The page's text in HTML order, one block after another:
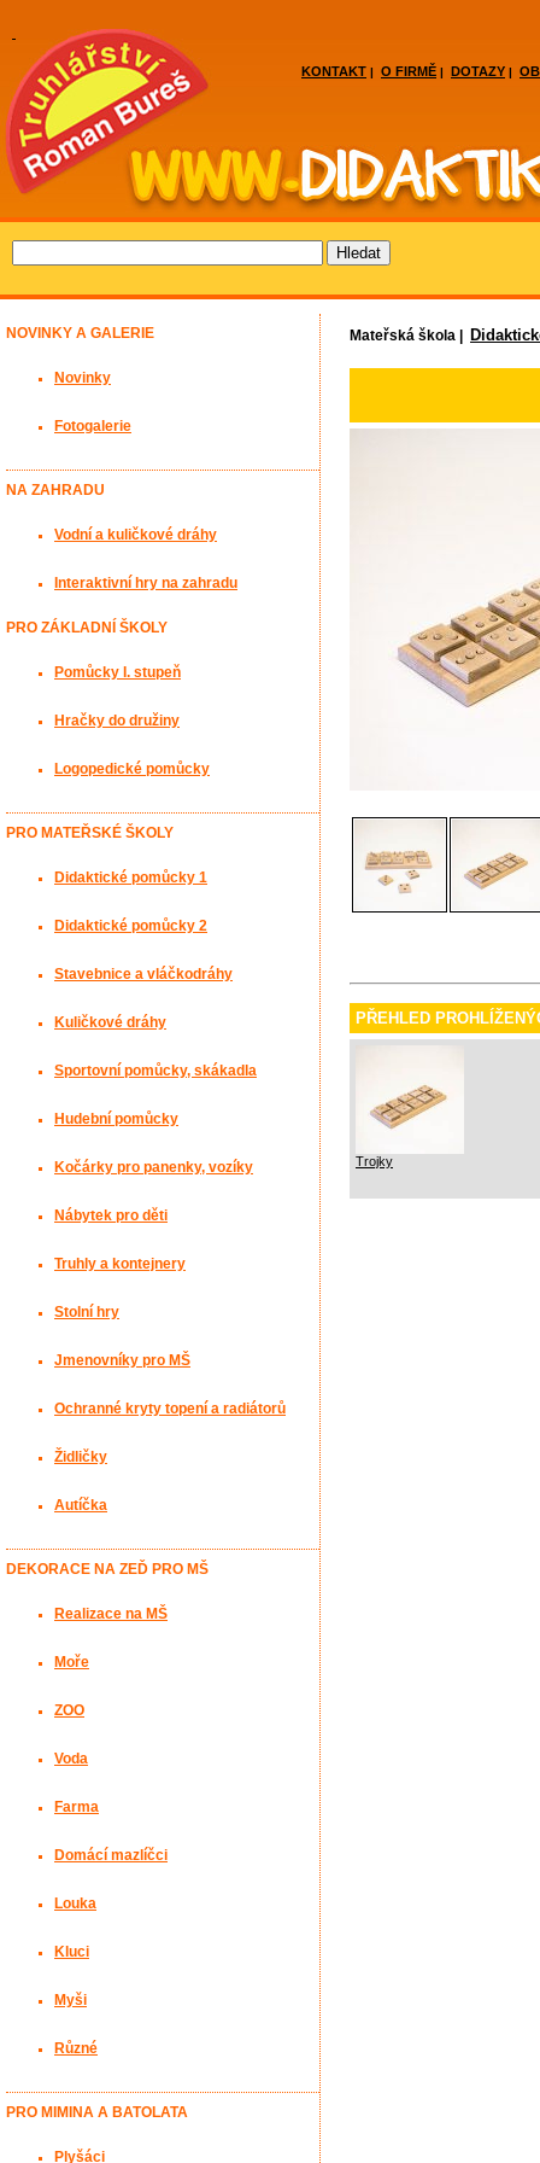
KONTAKT | O FIRMĚ | DOTAZY |
Mateřská škola |
PŘEHLED
Trojky
NOVINKY A GALERIE
Novinky
Fotogalerie
NA ZAHRADU
Vodní a kuličkové dráhy
Interaktivní hry na zahradu
PRO ZÁKLADNÍ ŠKOLY
Pomůcky I. stupeň
Hračky do družiny
Logopedické pomůcky
PRO MATEŘSKÉ ŠKOLY
Didaktické pomůcky 1
Didaktické pomůcky 2
Stavebnice a vláčkodráhy
Kuličkové dráhy
Sportovní pomůcky, skákadla
Hudební pomůcky
Kočárky pro panenky, vozíky
Nábytek pro děti
Truhly a kontejnery
Stolní hry
Jmenovníky pro MŠ
Ochranné kryty topení a radiátorů
Židličky
Autíčka
DEKORACE NA ZEĎ PRO MŠ
Realizace na MŠ
Moře
ZOO
Voda
Farma
Domácí mazlíčci
Louka
Kluci
Myši
Různé
PRO MIMINA A BATOLATA
Plyšáci